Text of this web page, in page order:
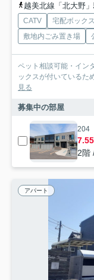
越美北線「北大野
CATV 宅配ボックス
敷地内ごみ置き場
ペット相談可能・イン
ックスが付いているた
見る
募集中の部屋
204
2階
アパート